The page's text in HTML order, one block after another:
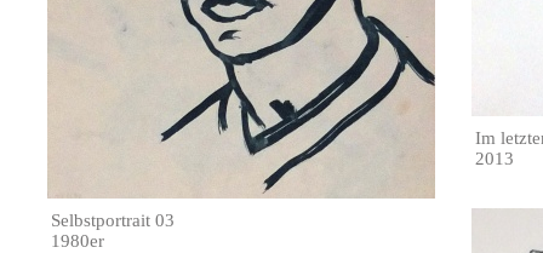
Im
2013
Selbstportrait 03
1980er